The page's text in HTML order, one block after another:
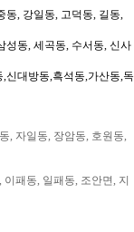
동, 강일동, 고덕동, 길동,
성동, 세곡동, 수서동, 신사
신대방동,흑석동,가산동,독
, 자일동, 장암동, 호원동,
패동, 일패동, 조안면, 지